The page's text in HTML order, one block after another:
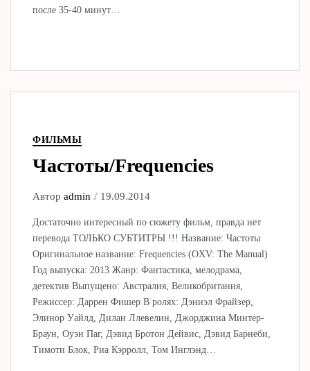
после 35-40 минут…
ФИЛЬМЫ
Частоты/Frequencies
Авторadmin 19.09.2014
Достаточно интересный по сюжету фильм, правда нет
перевода ТОЛЬКО СУБТИТРЫ !!! Название: Частоты
Оригинальное название: Frequencies (OXV: The Manual)
Год выпуска: 2013 Жанр: Фантастика, мелодрама,
детектив Выпущено: Австралия, Великобритания,
Режиссер: Даррен Фишер В ролях: Дэниэл Фрайзер,
Элинор Уайлд, Дилан Ллевелин, Джорджина Минтер-
Браун, Оуэн Паг, Дэвид Бротон Дейвис, Дэвид Барнеби,
Тимоти Блок, Риа Кэрролл, Том Инглэнд…